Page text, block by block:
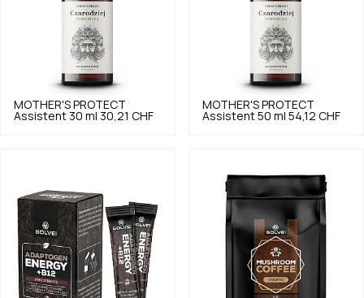
MOTHER'S PROTECT
Assistent 30 ml 30,21 CHF
MOTHER'S PROTECT
Assistent 50 ml 54,12 CHF